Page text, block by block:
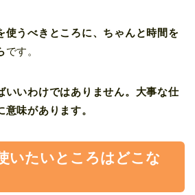
使うべきところに、ちゃんと時間を
です。
いいわけではありません。大事な仕
味があります。
いたいところはどこな